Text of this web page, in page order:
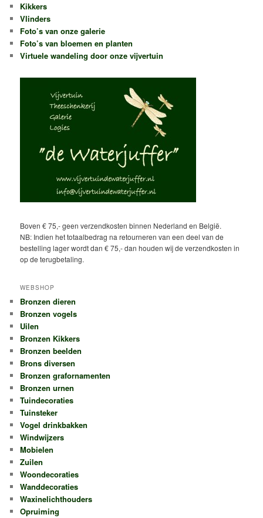
Kikkers
Vlinders
Foto’s van onze galerie
Foto’s van bloemen en planten
Virtuele wandeling door onze vijvertuin
Boven € 75,- geen verzendkosten binnen Nederland en België.
NB: Indien het totaalbedrag na retourneren van een deel van de
bestelling lager wordt dan € 75,- dan houden wij de verzendkosten in
op de terugbetaling.
WEBSHOP
Bronzen dieren
Bronzen vogels
Uilen
Bronzen Kikkers
Bronzen beelden
Brons diversen
Bronzen grafornamenten
Bronzen urnen
Tuindecoraties
Tuinsteker
Vogel drinkbakken
Windwijzers
Mobielen
Zuilen
Woondecoraties
Wanddecoraties
Waxinelichthouders
Opruiming